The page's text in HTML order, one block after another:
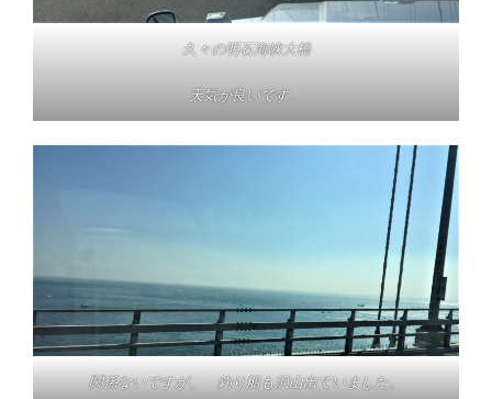
久々の明石海峡大橋
天気が良いです。
関係ないですが、 釣り船も沢山出ていました。